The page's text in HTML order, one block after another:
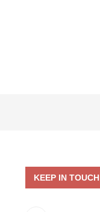
KEEP IN TOUCH